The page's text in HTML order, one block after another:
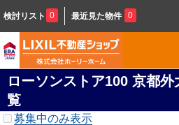
検討リスト 0 最近見た物件 0
ローソンストア100 京都
覧
募集中のみ表示